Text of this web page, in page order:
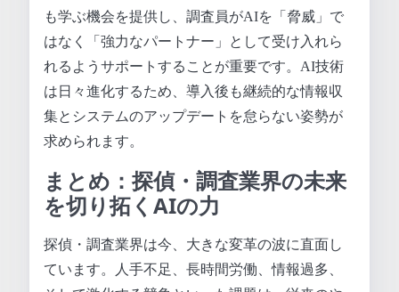
も学ぶ機会を提供し、調査員がAIを「脅威」で
はなく「強力なパートナー」として受け入れら
れるようサポートすることが重要です。AI技術
は日々進化するため、導入後も継続的な情報収
集とシステムのアップデートを怠らない姿勢が
求められます。
まとめ：探偵・調査業界の未来
を切り拓くAIの力
探偵・調査業界は今、大きな変革の波に直面し
ています。人手不足、長時間労働、情報過多、